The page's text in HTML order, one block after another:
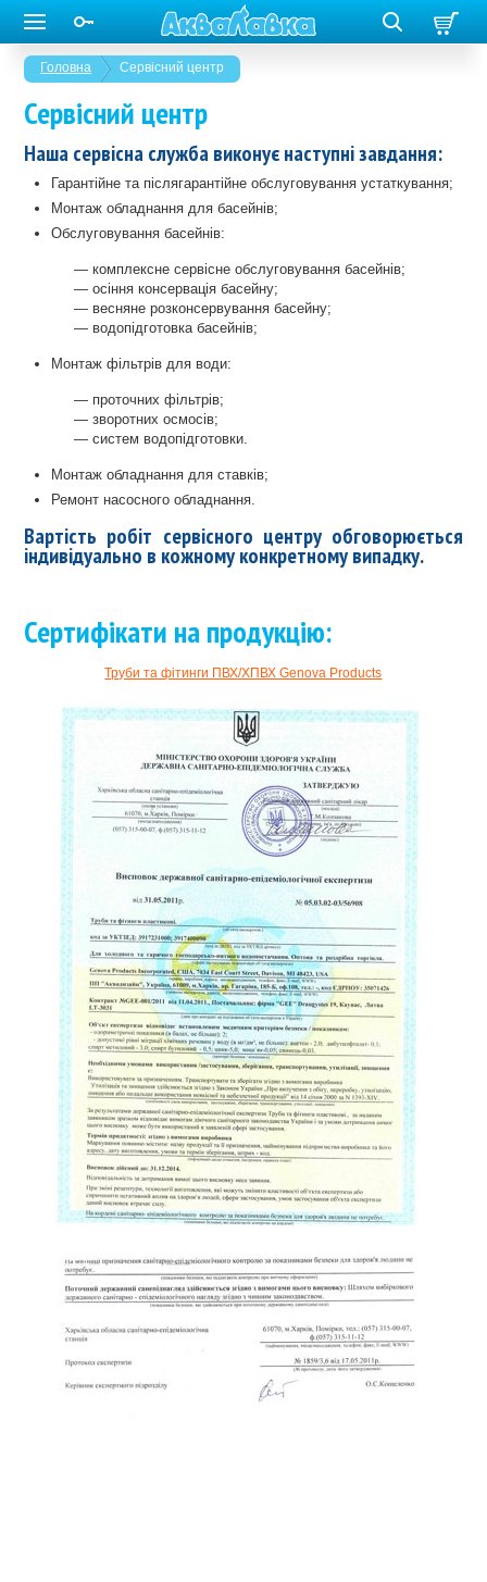
Головна Сервісний центр
Сервісний центр
Наша сервісна служба виконує наступні завдання:
Гарантійне та післягарантійне обслуговування устаткування;
Монтаж обладнання для басейнів;
Обслуговування басейнів:
— комплексне сервісне обслуговування басейнів;
— осіння консервація басейну;
— весняне розконсервування басейну;
— водопідготовка басейнів;
Монтаж фільтрів для води:
— проточних фільтрів;
— зворотних осмосів;
— систем водопідготовки.
Монтаж обладнання для ставків;
Ремонт насосного обладнання.
Вартість робіт сервісного центру обговорюється
індивідуально в кожному конкретному випадку.
Сертифікати на продукцію:
Труби та фітинги ПВХ/ХПВХ Genova Products